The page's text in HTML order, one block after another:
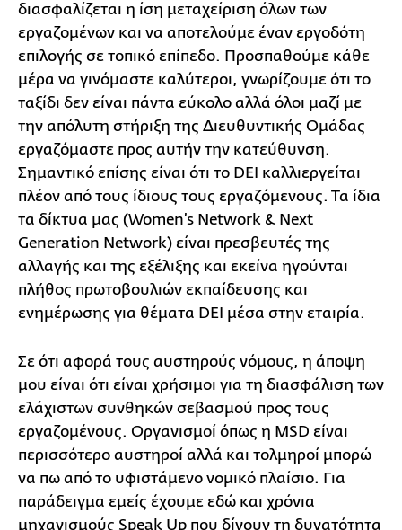
διασφαλίζεται η ίση μεταχείριση όλων των
εργαζομένων και να αποτελούμε έναν εργοδότη
επιλογής σε τοπικό επίπεδο. Προσπαθούμε κάθε
μέρα να γινόμαστε καλύτεροι, γνωρίζουμε ότι το
ταξίδι δεν είναι πάντα εύκολο αλλά όλοι μαζί με
την απόλυτη στήριξη της Διευθυντικής Ομάδας
εργαζόμαστε προς αυτήν την κατεύθυνση.
Σημαντικό επίσης είναι ότι το DEI καλλιεργείται
πλέον από τους ίδιους τους εργαζόμενους. Τα ίδια
τα δίκτυα μας (Women’s Network & Next
Generation Network) είναι πρεσβευτές της
αλλαγής και της εξέλιξης και εκείνα ηγούνται
πλήθος πρωτοβουλιών εκπαίδευσης και
ενημέρωσης για θέματα DEI μέσα στην εταιρία.
Σε ότι αφορά τους αυστηρούς νόμους, η άποψη
μου είναι ότι είναι χρήσιμοι για τη διασφάλιση των
ελάχιστων συνθηκών σεβασμού προς τους
εργαζομένους. Οργανισμοί όπως η MSD είναι
περισσότερο αυστηροί αλλά και τολμηροί μπορώ
να πω από το υφιστάμενο νομικό πλαίσιο. Για
παράδειγμα εμείς έχουμε εδώ και χρόνια
μηχανισμούς Speak Up που δίνουν τη δυνατότητα